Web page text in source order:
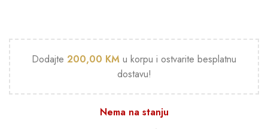
Dodajte 200,00 KM u korpu i ostvarite besplatnu
dostavu!
Nema na stanju